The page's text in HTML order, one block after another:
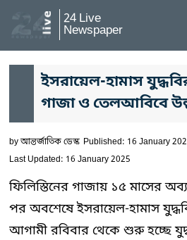
24 Live
Newspaper
ইসরায়েল-হামাস
গাজা ও তেলআবিবে
byআন্তর্জাতিক ডেস্ক Published: 16 January
Last Updated: 16 January 2025
ফিলিস্তিনের গাজায় ১৫ মাসের
পর অবশেষে ইসরায়েল-হামাস
আগামী রবিবার থেকে শুরু হচ্ছে